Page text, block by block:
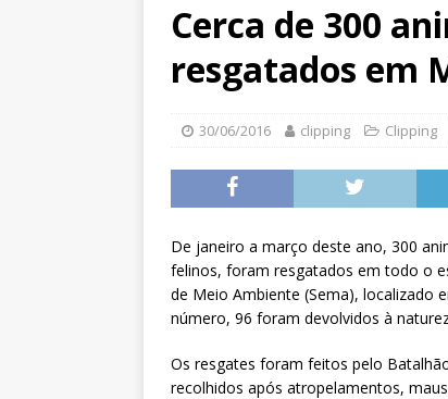
Cerca de 300
resgatados em
30/06/2016 clipping Clipping
De janeiro a março deste ano, 300
felinos, foram resgatados em todo o
de Meio Ambiente (Sema), localizado
número, 96 foram devolvidos à
Os resgates foram feitos pelo
recolhidos após atropelamentos,